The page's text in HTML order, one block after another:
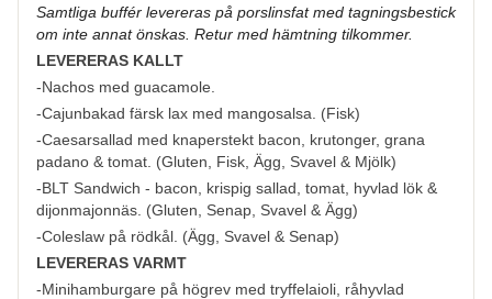
Samtliga buffér levereras på porslinsfat med tagningsbestick
om inte annat önskas. Retur med hämtning tilkommer.
LEVERERAS KALLT
-Nachos med guacamole.
-Cajunbakad färsk lax med mangosalsa. (Fisk)
-Caesarsallad med knaperstekt bacon, krutonger, grana
padano & tomat. (Gluten, Fisk, Ägg, Svavel & Mjölk)
-BLT Sandwich - bacon, krispig sallad, tomat, hyvlad lök &
dijonmajonnäs. (Gluten, Senap, Svavel & Ägg)
-Coleslaw på rödkål. (Ägg, Svavel & Senap)
LEVERERAS VARMT
-Minihamburgare på högrev med tryffelaioli, råhyvlad